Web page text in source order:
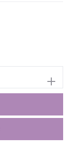
планка на
Карманы